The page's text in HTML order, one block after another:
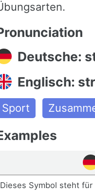
Deutsche:
Englisch:
Sport
Dieses Symbol steht für